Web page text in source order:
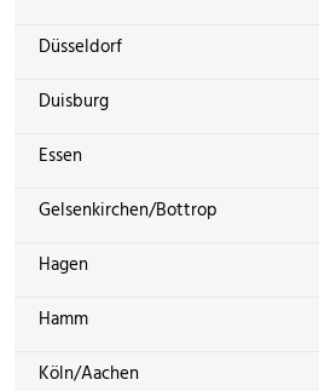
Düsseldorf
Duisburg
Essen
Gelsenkirchen/Bottrop
Hagen
Hamm
Köln/Aachen